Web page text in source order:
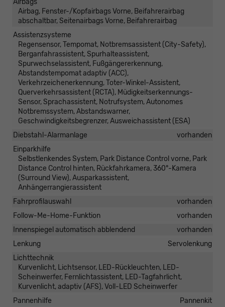
Airbag, Fenster-/Kopfairbags Vorne, Beifahrerairbag
abschaltbar, Seitenairbags Vorne, Beifahrerairbag
Assistenzsysteme
Regensensor, Tempomat, Notbremsassistent (City-Safety),
Berganfahrassistent, Spurhalteassistent,
Spurwechselassistent, Fußgängererkennung,
Abstandstempomat adaptiv (ACC),
Verkehrzeichenerkennung, Toter-Winkel-Assistent,
Querverkehrsassistent (RCTA), Müdigkeitserkennungs-
Sensor, Sprachassistent, Notrufsystem, Autonomes
Notbremssystem, Abstandswarner,
Geschwindigkeitsbegrenzer, Ausweichassistent (ESA)
Diebstahl-Alarmanlage
vorhanden
Einparkhilfe
Selbstlenkendes System, Park Distance Control vorne, Park
Distance Control hinten, Rückfahrkamera, 360°-Kamera
(Surround View), Ausparkassistent,
Anhängerrangierassistent
Fahrprofilauswahl
vorhanden
Follow-Me-Home-Funktion
vorhanden
Innenspiegel automatisch abblendend
vorhanden
Lenkung
Servolenkung
Lichttechnik
Kurvenlicht, Lichtsensor, LED-Rückleuchten, LED-
Scheinwerfer, Fernlichtassistent, LED-Tagfahrlicht,
Kurvenlicht, adaptiv (AFS), Voll-LED Scheinwerfer
Pannenhilfe
Pannenkit